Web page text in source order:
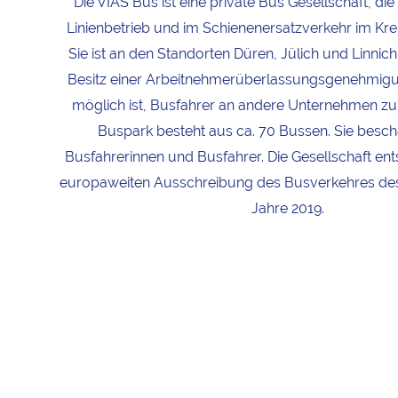
Linienbetrieb und im Schienenersatzverkehr im
Sie ist an den Standorten Düren, Jülich und
Besitz einer
möglich ist, Busfahrer an andere Unternehmen
Buspark besteht aus ca. 70 Bussen. Sie
Busfahrerinnen und Busfahrer. Die Gesellschaft
europaweiten Ausschreibung des Busverkehres
Jahre 2019.